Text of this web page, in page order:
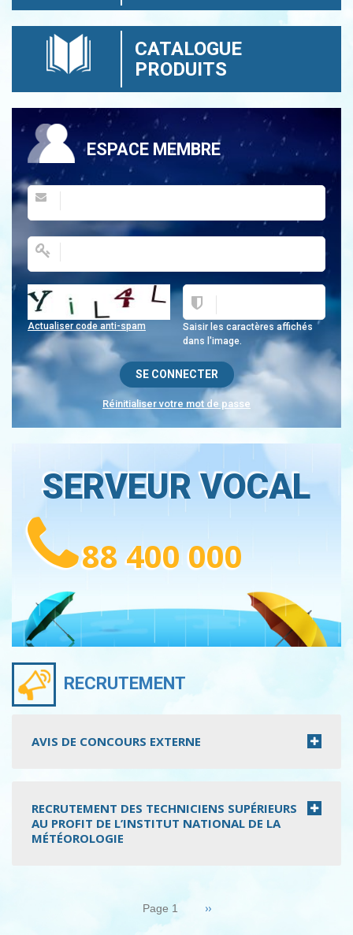
CATALOGUE
PRODUITS
ESPACE MEMBRE
Saisir les caractères affichés
dans l'image.
Actualiser code anti-spam
Réinitialiser votre mot de passe
SERVEUR VOCAL
88 400 000
RECRUTEMENT
AVIS DE CONCOURS EXTERNE
RECRUTEMENT DES TECHNICIENS SUPÉRIEURS
AU PROFIT DE L’INSTITUT NATIONAL DE LA
MÉTÉOROLOGIE
Page 1 Page
››